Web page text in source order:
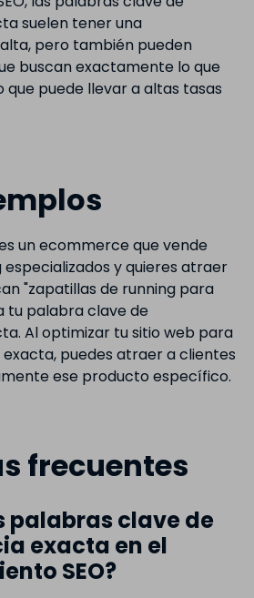
suelen tener una
pero también pueden
buscan exactamente lo que
que puede llevar a altas tasas
un ecommerce que vende
y quieres atraer
"zapatillas de running para
tu palabra clave de
Al optimizar tu sitio web para
puedes atraer a clientes
ese producto específico.
frecuentes
palabras clave de
exacta en el
SEO?